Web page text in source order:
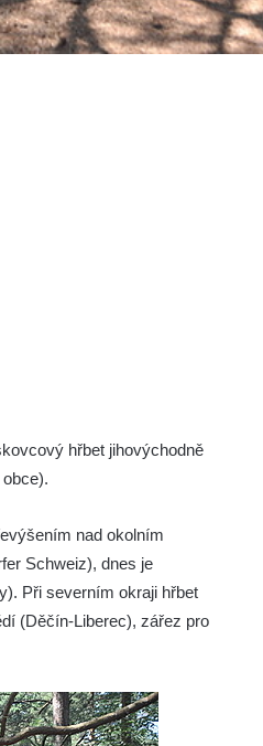
hřbet jihovýchodně
nad okolním
Schweiz), dnes je
Při severním okraji hřbet
(Děčín-Liberec), zářez pro